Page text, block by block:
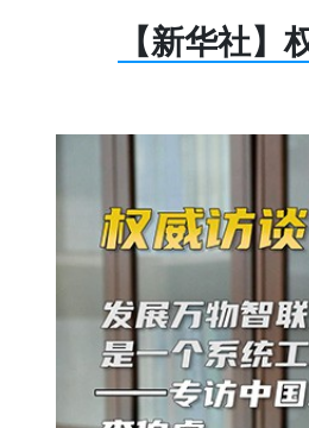
【新华社